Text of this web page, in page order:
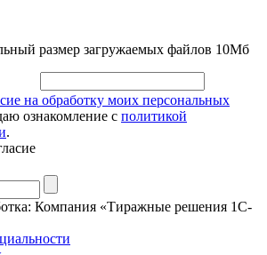
размер загружаемых файлов 10Мб
на обработку моих персональных
ознакомление с политикой
.
Компания «Тиражные решения 1С-